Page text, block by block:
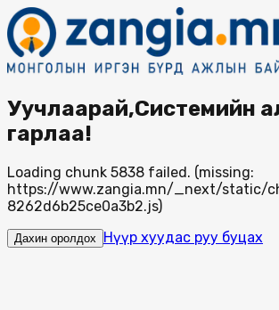
Уучлаарай,Системийн
гарлаа!
Loading chunk 5838 failed. (missing:
https://www.zangia.mn/_next/static/
8262d6b25ce0a3b2.js)
Дахин оролдох Нүүр хуудас руу буцах